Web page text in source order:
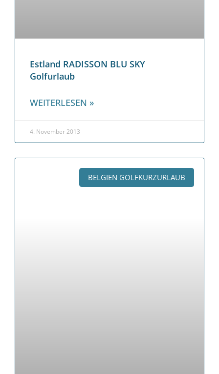
Estland RADISSON BLU SKY
Golfurlaub
WEITERLESEN »
4. November 2013
BELGIEN GOLFKURZURLAUB